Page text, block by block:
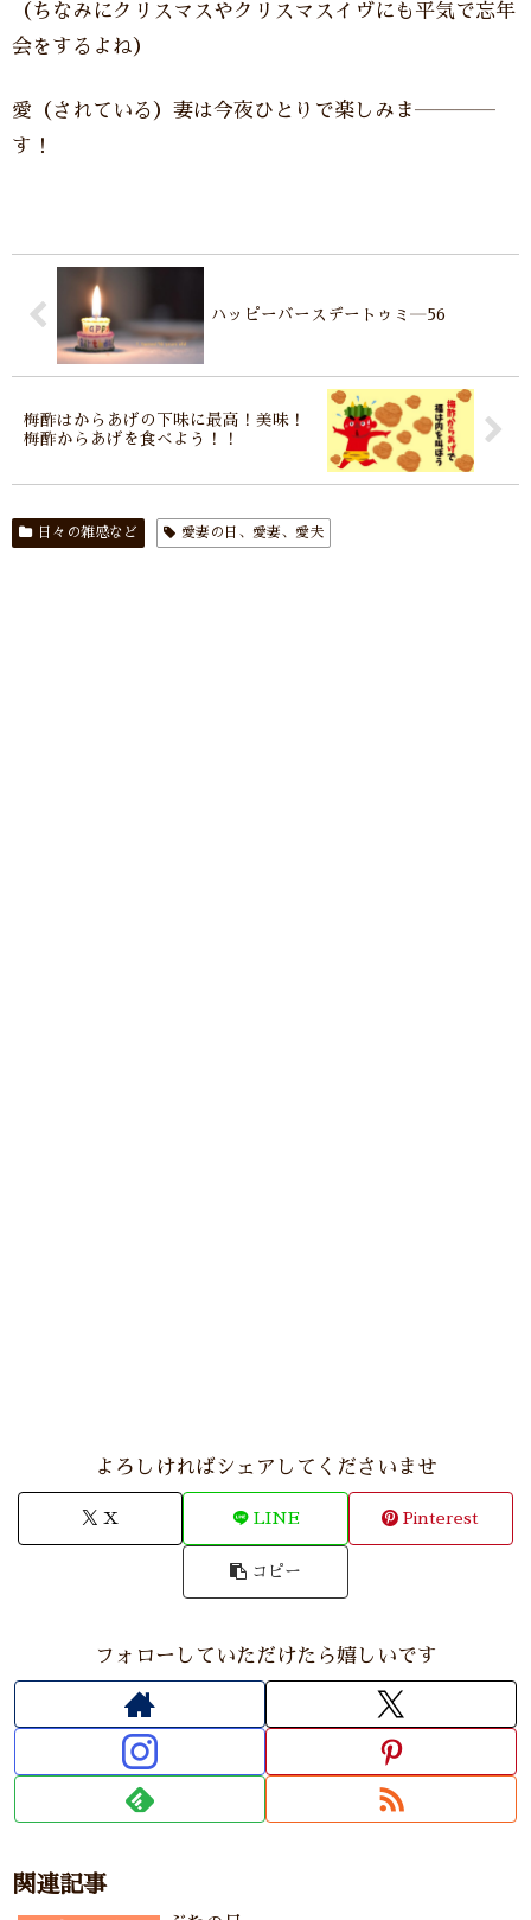
（ちなみにクリスマスやクリスマスイヴにも平気で忘年
会をするよね）
愛（されている）妻は今夜ひとりで楽しみま――――
す！
ハッピーバースデートゥミ―56
梅酢はからあげの下味に最高！美味！
梅酢からあげを食べよう！！
日々の雑感など 愛妻の日、愛妻、愛夫
よろしければシェアしてくださいませ
X LINE Pinterest
コピー
フォローしていただけたら嬉しいです
関連記事